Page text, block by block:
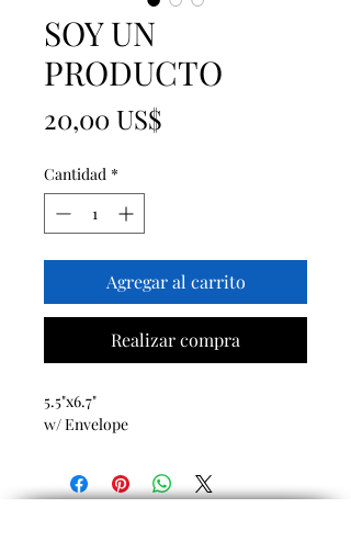
SOY UN
PRODUCTO
20,00 US$
Cantidad *
Agregar al carrito
Realizar compra
5.5"x6.7"
w/ Envelope